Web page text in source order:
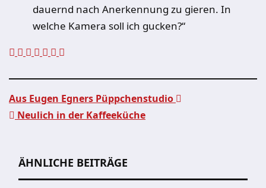
dauernd nach Anerkennung zu gieren. In
welche Kamera soll ich gucken?“
Aus Eugen Egners Püppchenstudio
Neulich in der Kaffeeküche
ÄHNLICHE BEITRÄGE